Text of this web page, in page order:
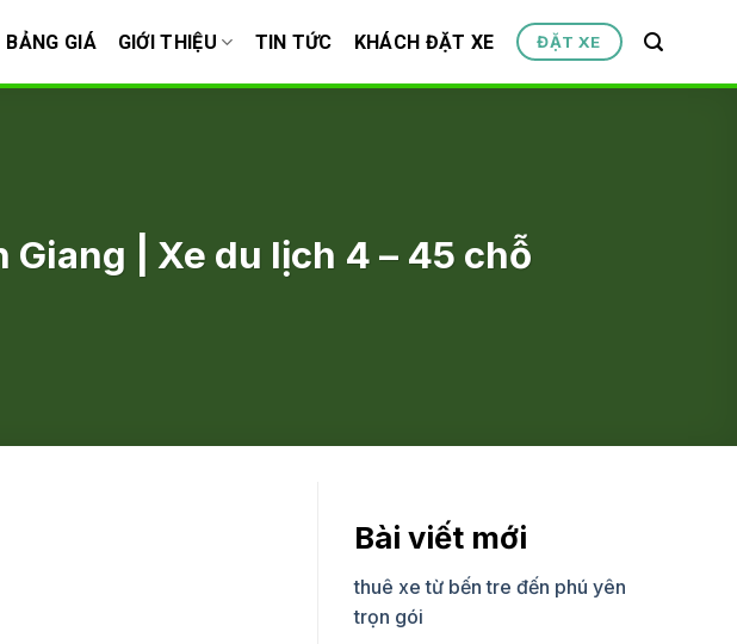
BẢNG GIÁ GIỚI THIỆU TIN TỨC KHÁCH ĐẶT XE ĐẶT XE
| Xe du lịch 4 – 45 chỗ
Bài viết mới
thuê xe từ bến tre đến phú yên
trọn gói